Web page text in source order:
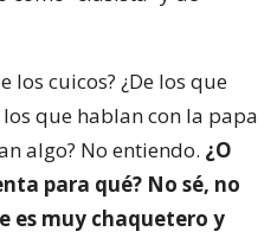
los cuicos? ¿De los que
que hablan con la papa
algo? No entiendo. ¿O
para qué? No sé, no
es muy chaquetero y